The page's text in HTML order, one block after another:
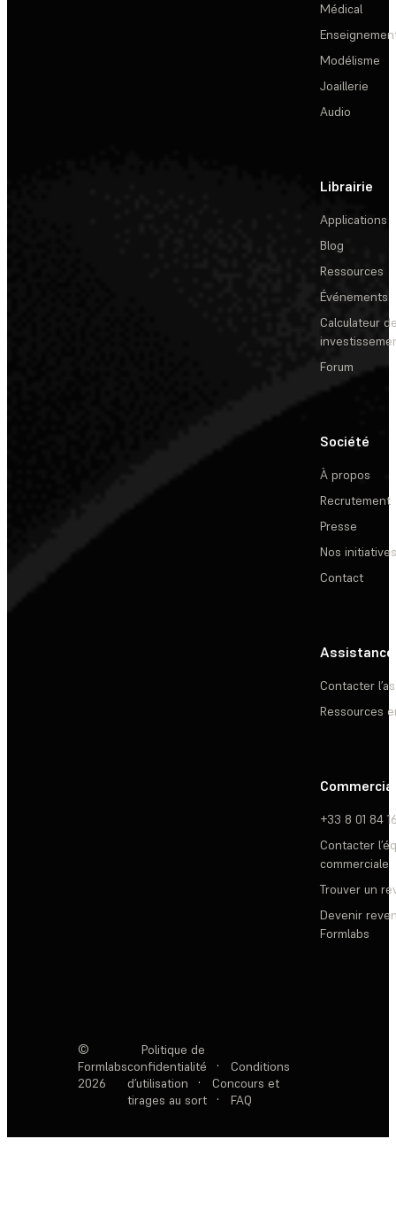
Médical
Modélisme
Joaillerie
Audio
Librairie
Applications
Blog
Ressources
Événements
Calculateur
Forum
Société
À propos
Recrutement
Presse
Nos initiatives
Contact
Assistance
Contacter
Ressources
Commercial
+33 8 01 84
Contacter
commerciale
Trouver un
Devenir
Formlabs
©
Formlabs
2026
Politique de
confidentialité
·
Conditions
d’utilisation
·
Concours et
tirages au sort
· FAQ